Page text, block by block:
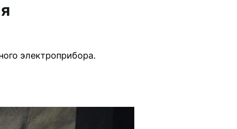
электроприбора.